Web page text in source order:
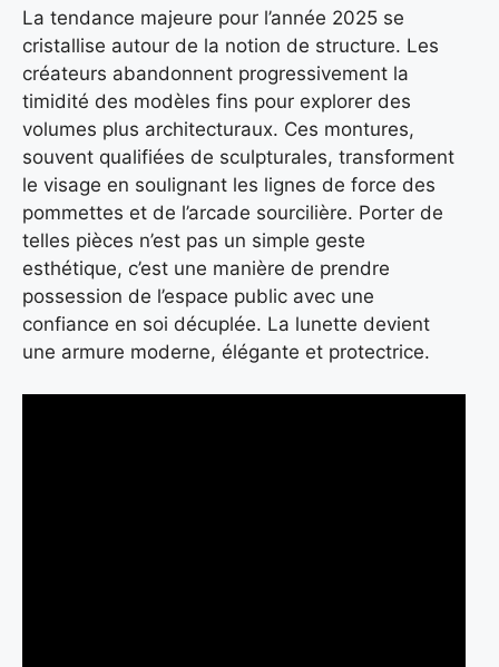
La tendance majeure pour l’année 2025 se
cristallise autour de la notion de structure. Les
créateurs abandonnent progressivement la
timidité des modèles fins pour explorer des
volumes plus architecturaux. Ces montures,
souvent qualifiées de sculpturales, transforment
le visage en soulignant les lignes de force des
pommettes et de l’arcade sourcilière. Porter de
telles pièces n’est pas un simple geste
esthétique, c’est une manière de prendre
possession de l’espace public avec une
confiance en soi décuplée. La lunette devient
une armure moderne, élégante et protectrice.